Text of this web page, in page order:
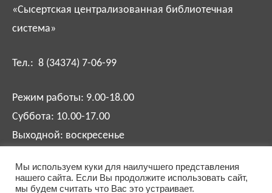
«Сысертская централизованная библиотечная
система»
Тел.: 8 (34374) 7-06-99
Режим работы: 9.00-18.00
Суббота: 10.00-17.00
Выходной: воскресенье
biblsysert@mail.ru
Мы используем куки для наилучшего представления
нашего сайта. Если Вы продолжите использовать сайт,
мы будем считать что Вас это устраивает.